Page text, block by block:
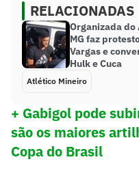
RELACIONADAS
Organizada
MG faz
Vargas e
Hulk e Cuca
Atlético Mineiro
+ Gabigol pode
são os maiores
Copa do Brasil